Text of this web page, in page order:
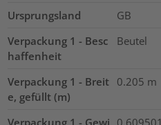
Ursprungsland
GB
Verpackung 1 - Besc
haffenheit
Beutel
Verpackung 1 - Breit
e, gefüllt (m)
0.205 m
Verpackung 1 - Gewi 0.609501